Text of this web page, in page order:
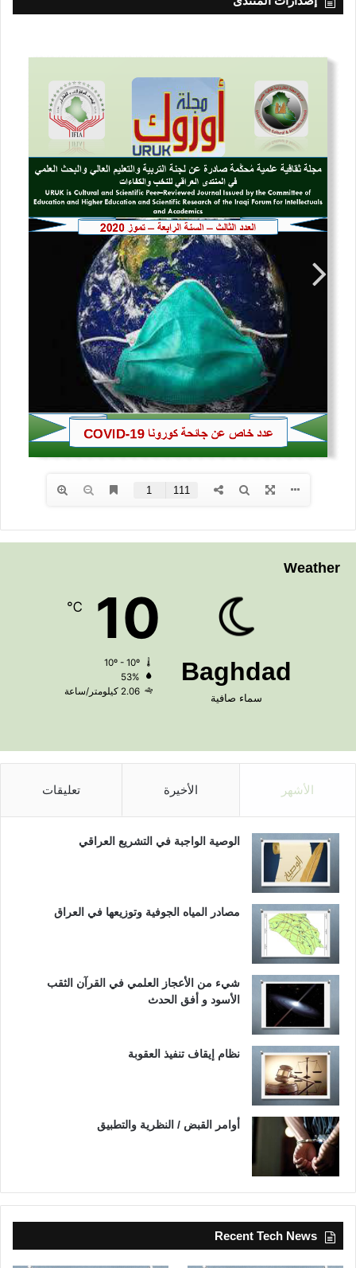
Weather
Baghdad
سماء صافية
10
℃
53%
2.06 كيلومتر/ساعة
الأشهر الأخيرة تعليقات
الوصية الواجبة في التشريع العراقي
مصادر المياه الجوفية وتوزيعها في العراق
شيء من الأعجاز العلمي في القرآن الثقب
الأسود و أفق الحدث
نظام إيقاف تنفيذ العقوبة
أوامر القبض / النظرية والتطبيق
Recent Tech News